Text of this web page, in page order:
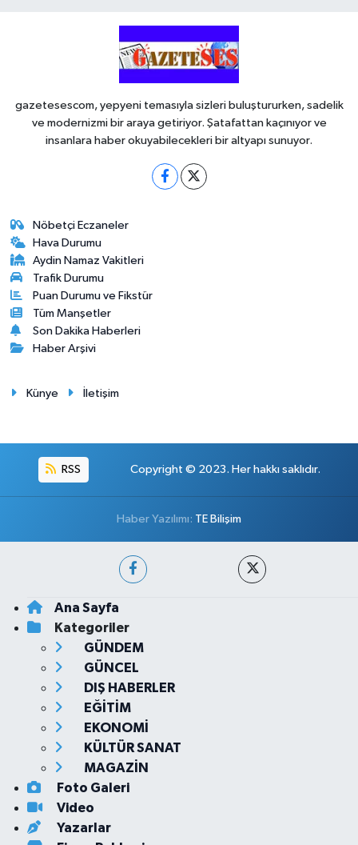
gazetesescom, yepyeni temasıyla sizleri buluştururken, sadelik
ve modernizmi bir araya getiriyor. Şatafattan kaçınıyor ve
insanlara haber okuyabilecekleri bir altyapı sunuyor.
Nöbetçi Eczaneler
Hava Durumu
Aydin Namaz Vakitleri
Trafik Durumu
Puan Durumu ve Fikstür
Tüm Manşetler
Son Dakika Haberleri
Haber Arşivi
Künye İletişim
RSS Copyright © 2023. Her hakkı saklıdır.
Haber Yazılımı: TE Bilişim
Ana Sayfa
Kategoriler
GÜNDEM
GÜNCEL
DIŞ HABERLER
EĞİTİM
EKONOMİ
KÜLTÜR SANAT
MAGAZİN
Foto Galeri
Video
Yazarlar